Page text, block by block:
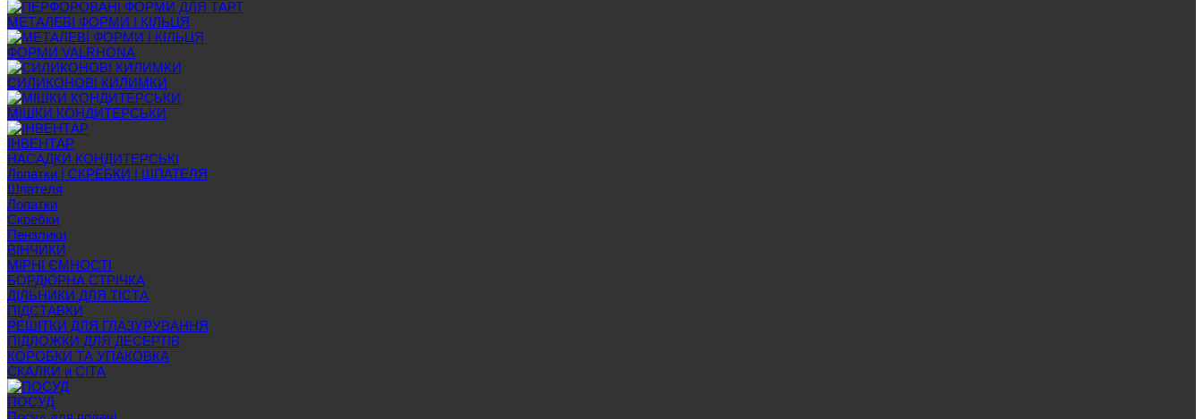
МЕТАЛЕВІ ФОРМИ І КІЛЬЦЯ
ФОРМИ VALRHONA
СИЛИКОНОВІ КИЛИМКИ
МІШКИ КОНДИТЕРСЬКИ
ІНВЕНТАР
НАСАДКИ КОНДИТЕРСЬКІ
Лопатки | СКРЕБКИ | ШПАТЕЛЯ
Шпателя
Лопатки
Скребки
Пензлики
ВІНЧИКИ
МІРНІ ЄМНОСТІ
БОРДЮРНА СТРІЧКА
ДІЛЬНИКИ ДЛЯ ТІСТА
ПІДСТАВКИ
РЕШІТКИ ДЛЯ ГЛАЗУРУВАННЯ
ПІДЛОЖКИ ДЛЯ ДЕСЕРТІВ
КОРОБКИ ТА УПАКОВКА
СКАЛКИ и СІТА
ПОСУД